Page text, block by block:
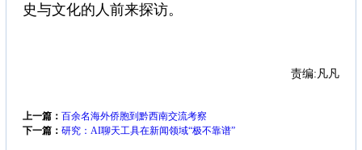
史与文化的人前来探访。
责编:凡凡
上一篇： 百余名海外侨胞到黔西南交流考察
下一篇： 研究：AI聊天工具在新闻领域“极不靠谱”